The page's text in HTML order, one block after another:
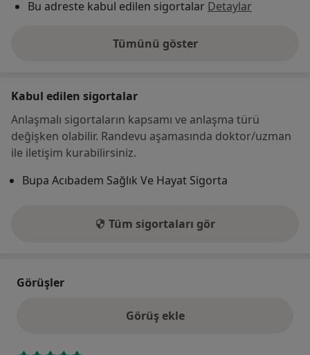
Bu adreste kabul edilen sigortalar Detaylar
Tümünü göster
adres hakkında
Kabul edilen sigortalar
Anlaşmalı sigortaların kapsamı ve anlaşma türü
değişken olabilir. Randevu aşamasında doktor/uzman
ile iletişim kurabilirsiniz.
Bupa Acıbadem Sağlık Ve Hayat Sigorta
Tüm sigortaları gör
Görüşler
Görüş ekle